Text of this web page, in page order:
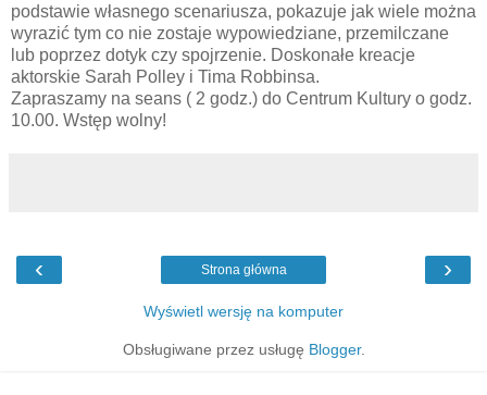
podstawie własnego scenariusza, pokazuje jak wiele można
wyrazić tym co nie zostaje wypowiedziane, przemilczane
lub poprzez dotyk czy spojrzenie. Doskonałe kreacje
aktorskie Sarah Polley i Tima Robbinsa.
Zapraszamy na seans ( 2 godz.) do Centrum Kultury o godz.
10.00. Wstęp wolny!
‹ ›
Strona główna
Wyświetl wersję na komputer
Obsługiwane przez usługę Blogger.